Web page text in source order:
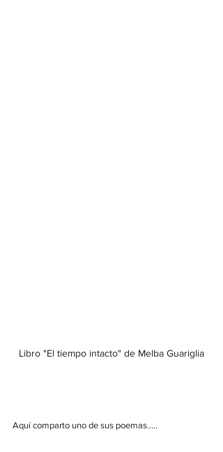
Libro "El tiempo intacto" de Melba Guariglia
Aquí comparto uno de sus poemas.....